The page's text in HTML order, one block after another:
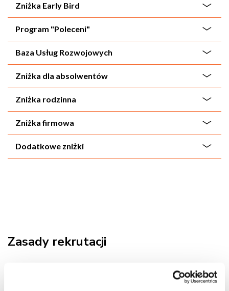
Zniżka Early Bird
Program "Poleceni"
Baza Usług Rozwojowych
Zniżka dla absolwentów
Zniżka rodzinna
Zniżka firmowa
Dodatkowe zniżki
Zasady rekrutacji
1. Wypełnij formularz rekrutacyjny w systemie